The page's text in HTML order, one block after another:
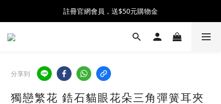
全館消費滿$2500 贈 ♡ 冰淇淋提霸杯 ♡
註冊官網會員，送$50元購物金
全館消費滿$2500 贈 ♡ 冰淇淋提霸杯 ♡
分享到
獨戀繁花 鋯石貓眼花朵三角彈簧耳夾